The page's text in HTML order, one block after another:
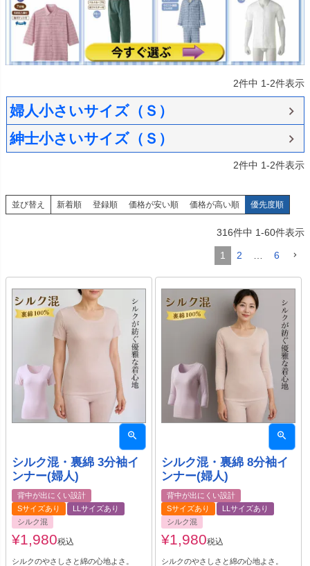
2件中 1-2件表示
婦人小さいサイズ（Ｓ）
紳士小さいサイズ（Ｓ）
2件中 1-2件表示
並び替え 新着順 登録順 価格が安い順 価格が高い順 優先度順
316件中 1-60件表示
1 2 6
シルク混・裏綿 3分袖イ
ンナー(婦人)
背中が出にくい設計
Sサイズあり
LLサイズあり
シルク混
¥1,980税込
シルクのやさしさと綿の心地よさ。
シルク混・裏綿 8分袖イ
ンナー(婦人)
背中が出にくい設計
Sサイズあり
LLサイズあり
シルク混
¥1,980税込
シルクのやさしさと綿の心地よさ。